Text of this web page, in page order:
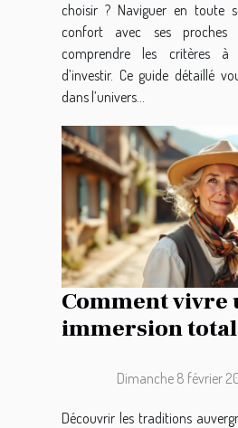
choisir ? Naviguer en toute
confort avec ses proches
comprendre les critères à
d’investir. Ce guide détaillé
dans l’univers...
Comment vivre
immersion
Dimanche 8 février
Découvrir les traditions